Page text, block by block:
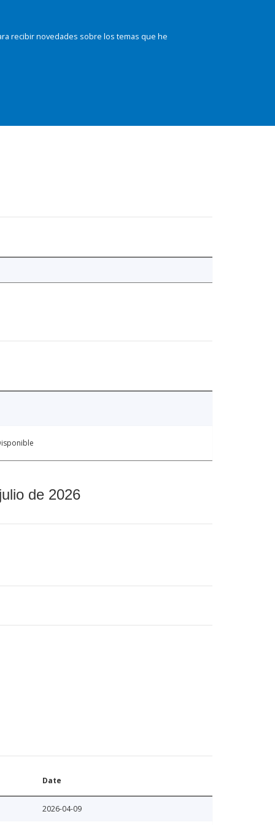
recibir novedades sobre los temas que he
de 2026
Date
2026-04-09